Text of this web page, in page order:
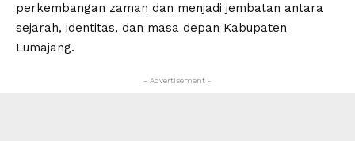
perkembangan zaman dan menjadi jembatan antara
sejarah, identitas, dan masa depan Kabupaten
Lumajang.
- Advertisement -